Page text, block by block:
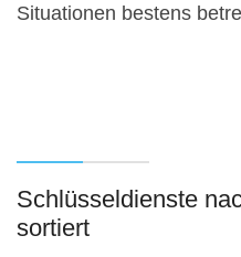
Situationen bestens
Schlüsseldienste
sortiert